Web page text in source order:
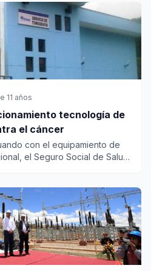
11 años
tecnología de
el cáncer
con el equipamiento de
el Seguro Social de Salud